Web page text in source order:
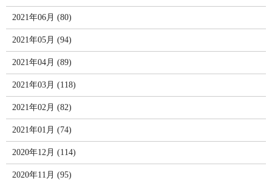
2021年06月 (80)
2021年05月 (94)
2021年04月 (89)
2021年03月 (118)
2021年02月 (82)
2021年01月 (74)
2020年12月 (114)
2020年11月 (95)